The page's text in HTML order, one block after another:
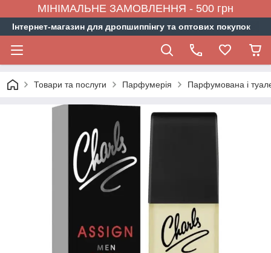
МІНІМАЛЬНЕ ЗАМОВЛЕННЯ - 500 грн
Інтернет-магазин для дропшиппінгу та оптових покупок
Товари та послуги Парфумерія Парфумована і